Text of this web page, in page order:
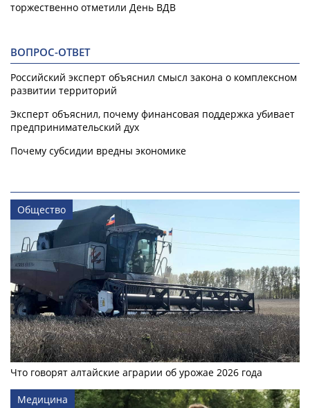
торжественно отметили День ВДВ
ВОПРОС-ОТВЕТ
Российский эксперт объяснил смысл закона о комплексном
развитии территорий
Эксперт объяснил, почему финансовая поддержка убивает
предпринимательский дух
Почему субсидии вредны экономике
Общество
Что говорят алтайские аграрии об урожае 2026 года
Медицина